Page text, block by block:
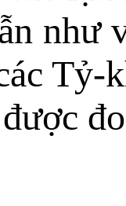
như
Tỷ-